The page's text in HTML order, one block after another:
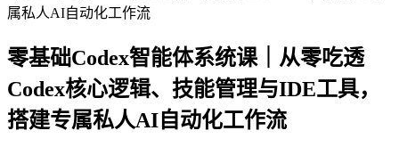
属私人AI自动化工作流
零基础Codex智能体系统课｜从零吃透
Codex核心逻辑、技能管理与IDE工具，
搭建专属私人AI自动化工作流